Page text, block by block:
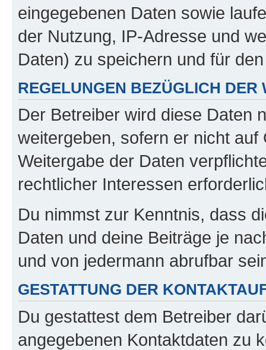
eingegebenen Daten sowie
der Nutzung, IP-Adresse und
Daten) zu speichern und für
REGELUNGEN BEZÜGLICH DER
Der Betreiber wird diese Daten
weitergeben, sofern er nicht
Weitergabe der Daten
rechtlicher Interessen
Du nimmst zur Kenntnis, dass
Daten und deine Beiträge je
und von jedermann abrufbar
GESTATTUNG DER
Du gestattest dem Betreiber
angegebenen Kontaktdaten zu